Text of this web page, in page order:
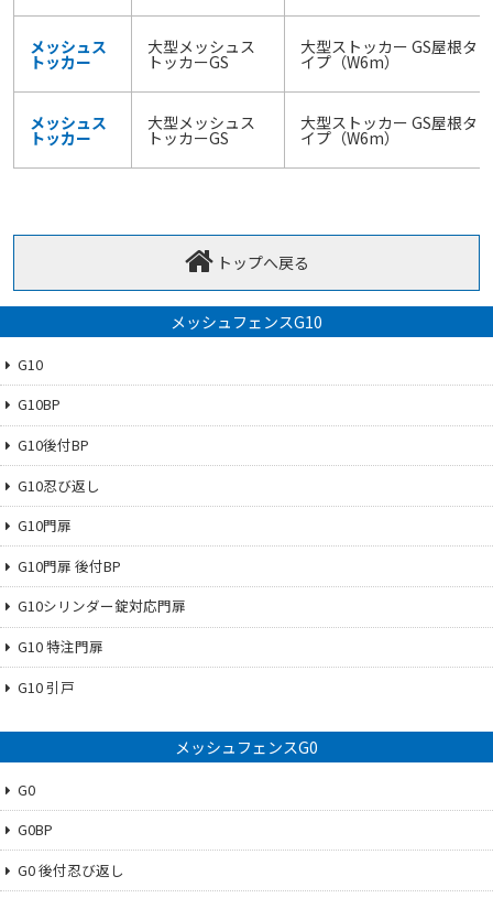
メッシュス
トッカー
大型メッシュス
トッカーGS
大型ストッカー GS屋根タ
イプ（W6m）
メッシュス
トッカー
大型メッシュス
トッカーGS
大型ストッカー GS屋根タ
イプ（W6m）
トップへ戻る
メッシュフェンスG10
G10
G10BP
G10後付BP
G10忍び返し
G10門扉
G10門扉 後付BP
G10シリンダー錠対応門扉
G10 特注門扉
G10 引戸
メッシュフェンスG0
G0
G0BP
G0 後付忍び返し